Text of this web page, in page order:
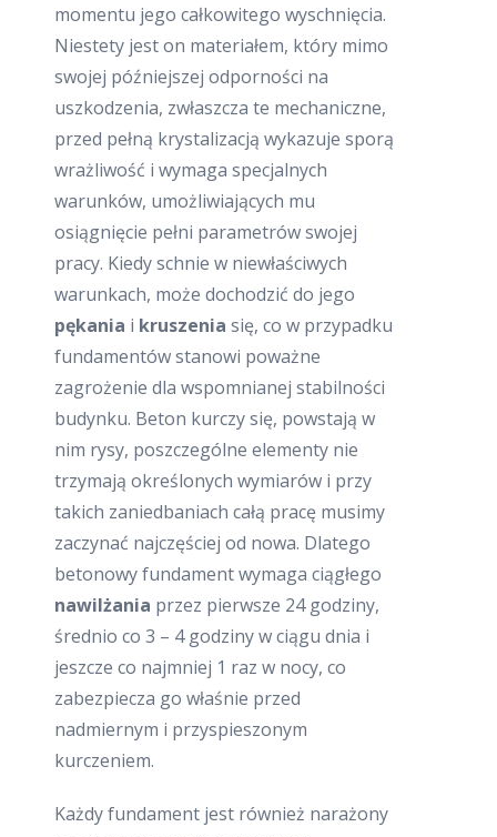
momentu jego całkowitego wyschnięcia.
Niestety jest on materiałem, który mimo
swojej późniejszej odporności na
uszkodzenia, zwłaszcza te mechaniczne,
przed pełną krystalizacją wykazuje sporą
wrażliwość i wymaga specjalnych
warunków, umożliwiających mu
osiągnięcie pełni parametrów swojej
pracy. Kiedy schnie w niewłaściwych
warunkach, może dochodzić do jego
pękania i kruszenia się, co w przypadku
fundamentów stanowi poważne
zagrożenie dla wspomnianej stabilności
budynku. Beton kurczy się, powstają w
nim rysy, poszczególne elementy nie
trzymają określonych wymiarów i przy
takich zaniedbaniach całą pracę musimy
zaczynać najczęściej od nowa. Dlatego
betonowy fundament wymaga ciągłego
nawilżania przez pierwsze 24 godziny,
średnio co 3 – 4 godziny w ciągu dnia i
jeszcze co najmniej 1 raz w nocy, co
zabezpiecza go właśnie przed
nadmiernym i przyspieszonym
kurczeniem.
Każdy fundament jest również narażony